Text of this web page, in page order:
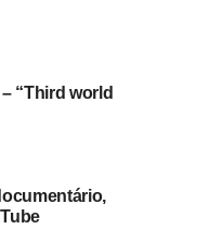
“Third world